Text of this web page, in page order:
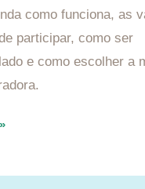
como funciona, as
participar, como ser
e como escolher a